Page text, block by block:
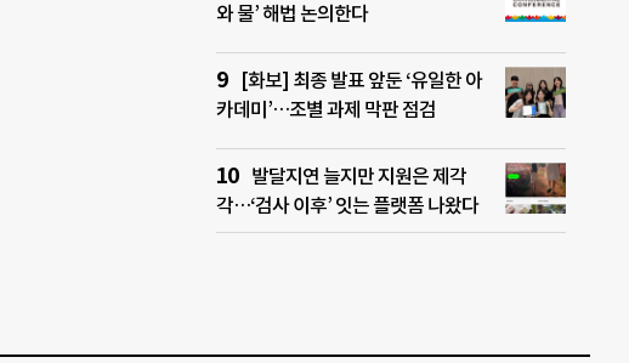
와 물’ 해법 논의한다
[화보] 최종 발표 앞둔 ‘유일한 아
카데미’…조별 과제 막판 점검
발달지연 늘지만 지원은 제각
각…‘검사 이후’ 잇는 플랫폼 나왔다